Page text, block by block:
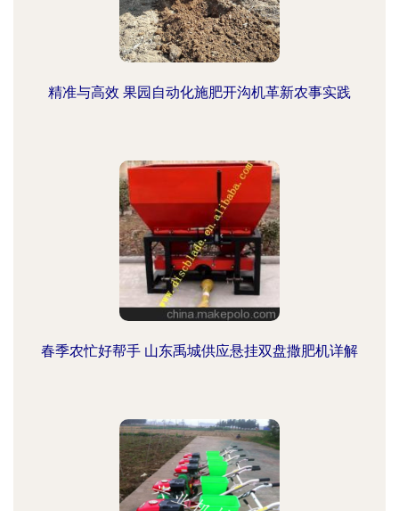
精准与高效 果园自动化施肥开沟机革新农事实践
春季农忙好帮手 山东禹城供应悬挂双盘撒肥机详解